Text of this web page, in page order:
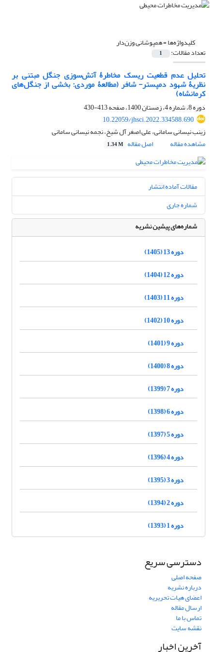
کلیدواژه‌ها =همپوشانی وزن‌دار
تعداد مقالات: 1
تحلیل عدم قطعیت ریسک مخاطرۀ آتش‌سوزی جنگل مبتنی بر
نظریۀ شهود دمپستر- شافر (مطالعۀ موردی: بخشی از جنگل‌های
کرمانشاه)
دوره 8، شماره 4، زمستان 1400، صفحه
413-430
10.22059/jhsci.2022.334588.690
زینب نیسانی سامانی، علی اصغر آل شیخ، نجمه نیسانی سامانی
مشاهده مقاله
اصل مقاله 1.34 M
مقالات آماده انتشار
شماره جاری
شماره‌های پیشین نشریه
دوره 13 (1405)
دوره 12 (1404)
دوره 11 (1403)
دوره 10 (1402)
دوره 9 (1401)
دوره 8 (1400)
دوره 7 (1399)
دوره 6 (1398)
دوره 5 (1397)
دوره 4 (1396)
دوره 3 (1395)
دوره 2 (1394)
دوره 1 (1393)
دسترسی سریع
صفحه اصلی
درباره نشریه
اعضای هیات تحریریه
ارسال مقاله
تماس با ما
نقشه سایت
آخرین اخبار